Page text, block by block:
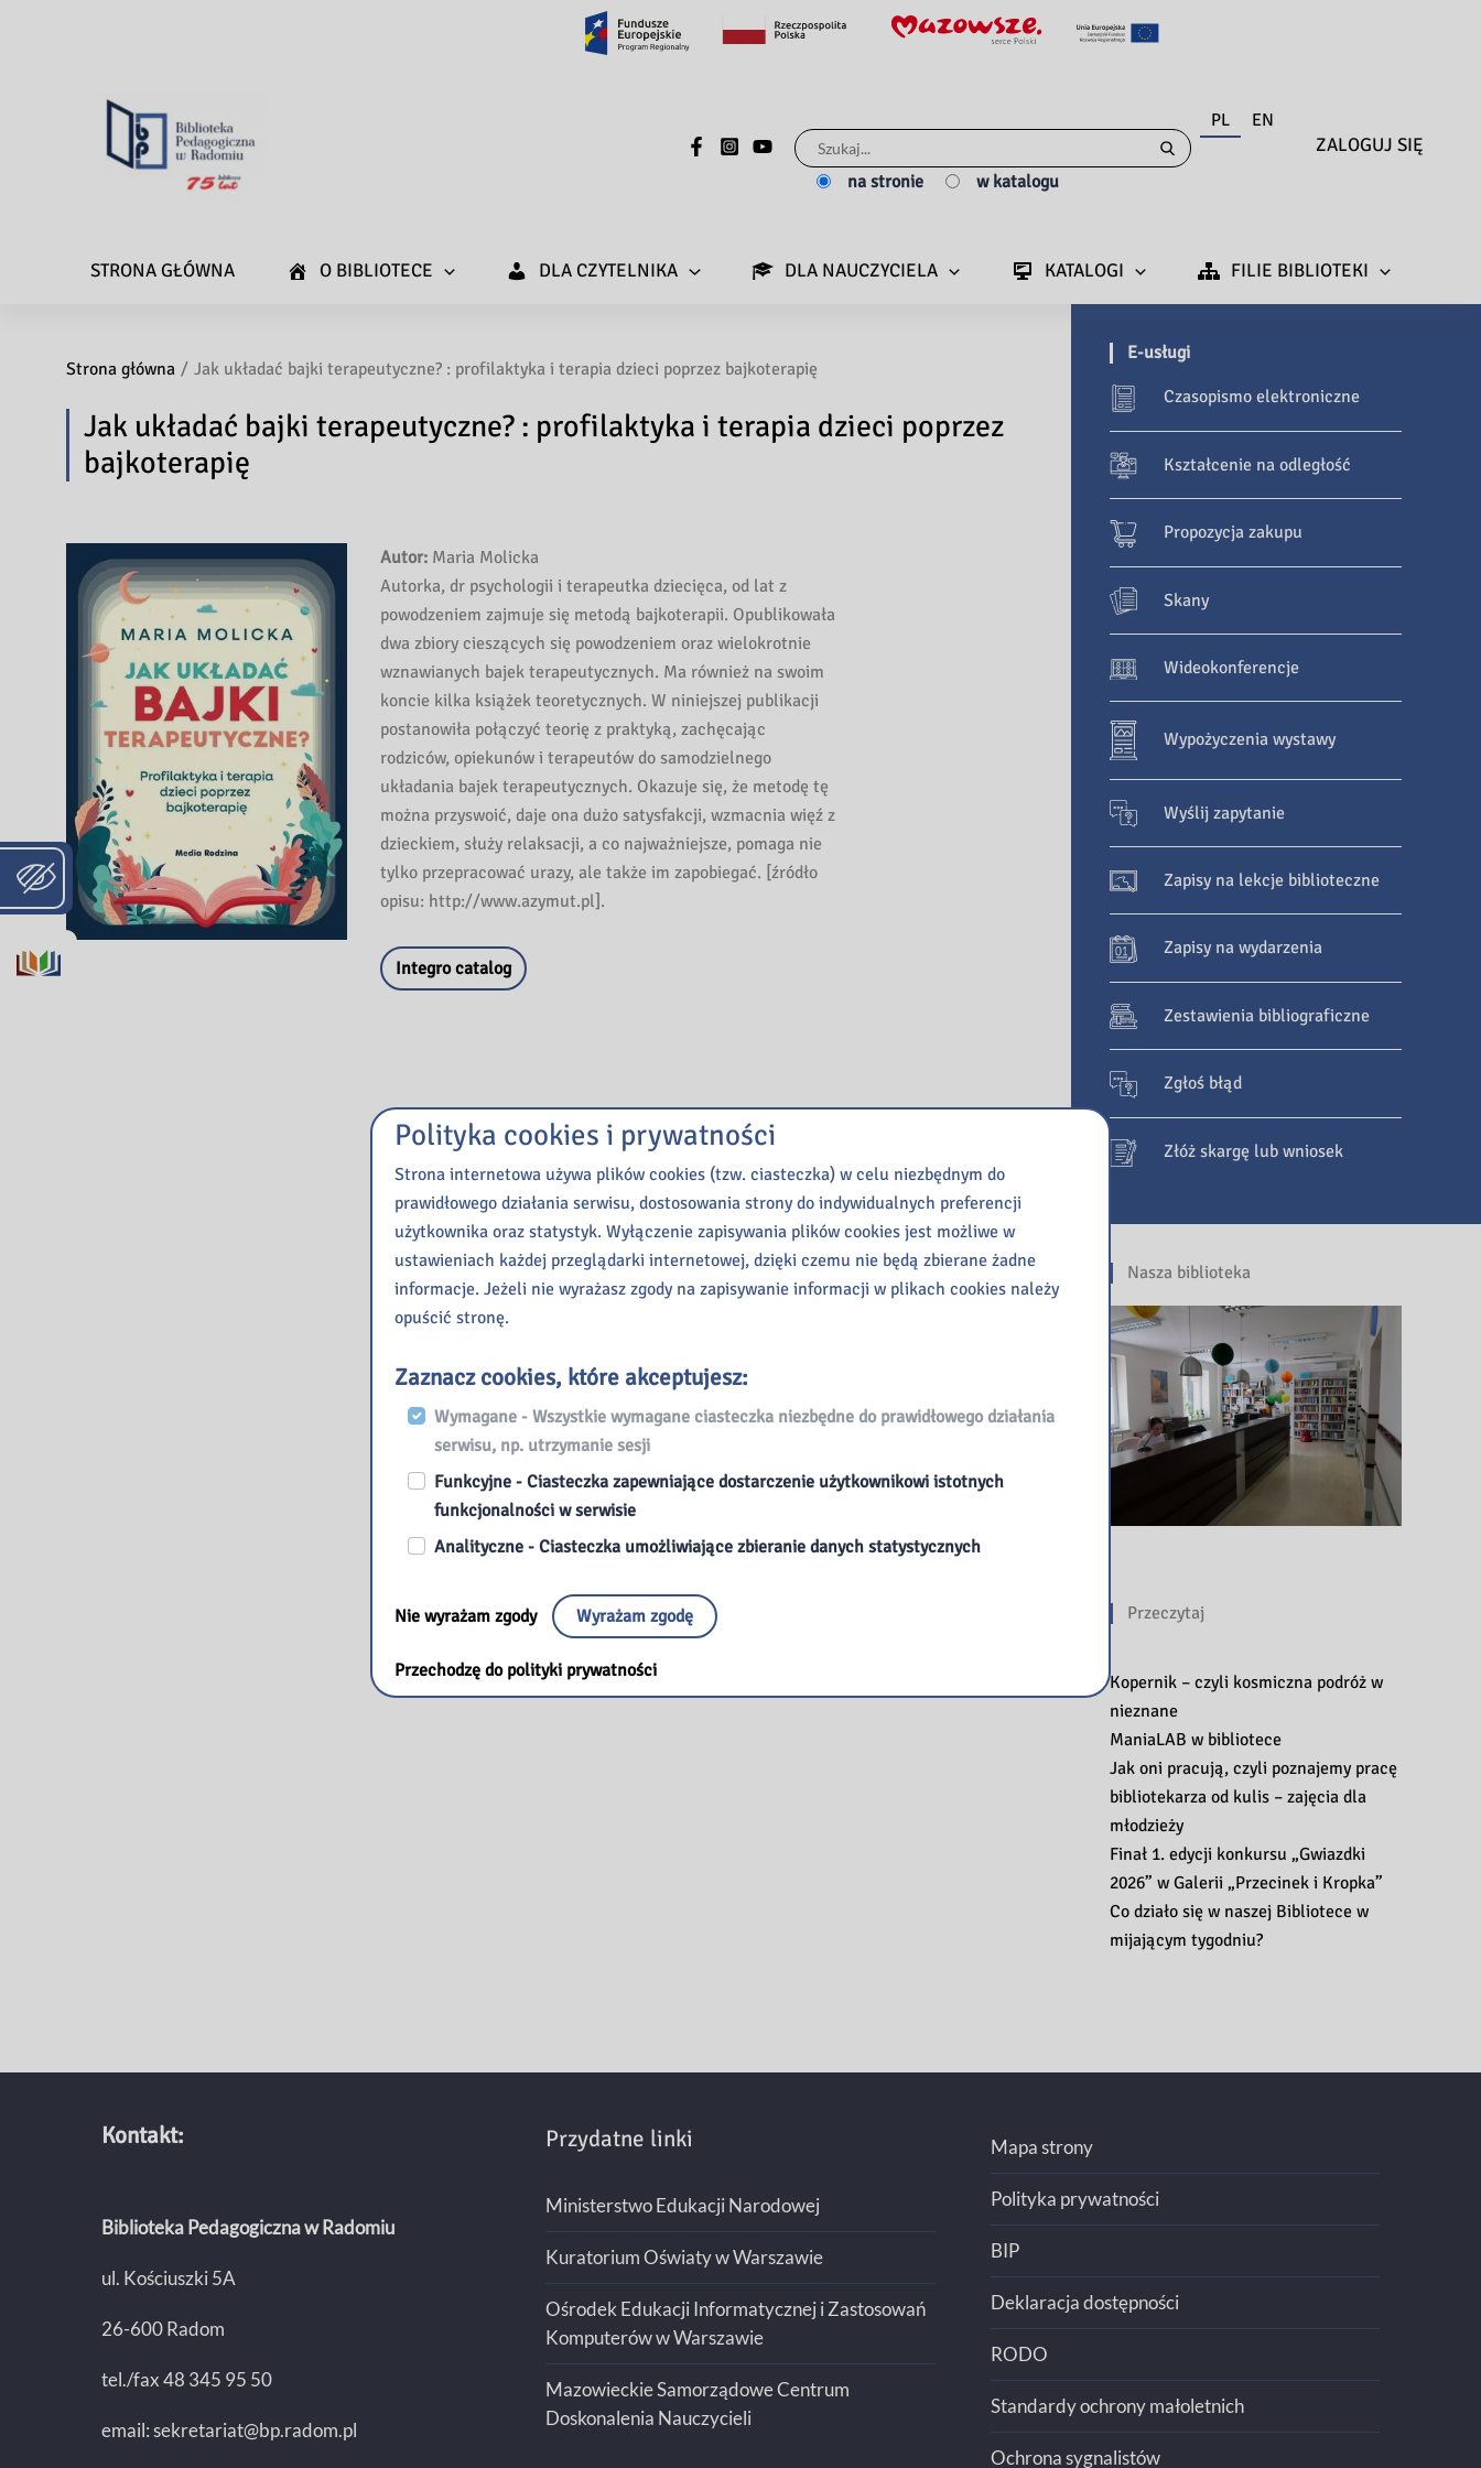
Szukaj
dla:
na stronie w katalogu
PL EN
ZALOGUJ SIĘ
STRONA GŁÓWNA O BIBLIOTECE DLA CZYTELNIKA DLA NAUCZYCIELA KATALOGI FILIE BIBLIOTEKI
Strona główna Jak układać bajki terapeutyczne? : profilaktyka i terapia dzieci poprzez bajkoterapię
Jak układać bajki terapeutyczne? : profilaktyka i terapia dzieci poprzez
bajkoterapię
Autor: Maria Molicka
Autorka, dr psychologii i terapeutka dziecięca, od lat z
powodzeniem zajmuje się metodą bajkoterapii. Opublikowała
dwa zbiory cieszących się powodzeniem oraz wielokrotnie
wznawianych bajek terapeutycznych. Ma również na swoim
koncie kilka książek teoretycznych. W niniejszej publikacji
postanowiła połączyć teorię z praktyką, zachęcając
rodziców, opiekunów i terapeutów do samodzielnego
układania bajek terapeutycznych. Okazuje się, że metodę tę
można przyswoić, daje ona dużo satysfakcji, wzmacnia więź z
dzieckiem, służy relaksacji, a co najważniejsze, pomaga nie
tylko przepracować urazy, ale także im zapobiegać. [źródło
opisu: http://www.azymut.pl].
Integro catalog
E-usługi
Czasopismo elektroniczne
Kształcenie na odległość
Propozycja zakupu
Skany
Wideokonferencje
Wypożyczenia wystawy
Wyślij zapytanie
Zapisy na lekcje biblioteczne
Zapisy na wydarzenia
Zestawienia bibliograficzne
Zgłoś błąd
Złóż skargę lub wniosek
Nasza biblioteka
Przeczytaj
Kopernik – czyli kosmiczna podróż w
nieznane
ManiaLAB w bibliotece
Jak oni pracują, czyli poznajemy pracę
bibliotekarza od kulis – zajęcia dla
młodzieży
Finał 1. edycji konkursu „Gwiazdki
2026” w Galerii „Przecinek i Kropka”
Co działo się w naszej Bibliotece w
mijającym tygodniu?
Kontakt:
Biblioteka Pedagogiczna w Radomiu
ul. Kościuszki 5A
26-600 Radom
tel./fax 48 345 95 50
email:sekretariat@bp.radom.pl
Przydatne linki
Ministerstwo Edukacji Narodowej
Kuratorium Oświaty w Warszawie
Ośrodek Edukacji Informatycznej i Zastosowań
Komputerów w Warszawie
Mazowieckie Samorządowe Centrum
Doskonalenia Nauczycieli
Mapa strony
Polityka prywatności
BIP
Deklaracja dostępności
RODO
Standardy ochrony małoletnich
Ochrona sygnalistów
Polityka cookies i prywatności
Strona internetowa używa plików cookies (tzw. ciasteczka) w celu niezbędnym do
prawidłowego działania serwisu, dostosowania strony do indywidualnych preferencji
użytkownika oraz statystyk. Wyłączenie zapisywania plików cookies jest możliwe w
ustawieniach każdej przeglądarki internetowej, dzięki czemu nie będą zbierane żadne
informacje. Jeżeli nie wyrażasz zgody na zapisywanie informacji w plikach cookies należy
opuścić stronę.
Zaznacz cookies, które akceptujesz:
Wymagane - Wszystkie wymagane ciasteczka niezbędne do prawidłowego działania
serwisu, np. utrzymanie sesji
Funkcyjne - Ciasteczka zapewniające dostarczenie użytkownikowi istotnych
funkcjonalności w serwisie
Analityczne - Ciasteczka umożliwiające zbieranie danych statystycznych
Nie wyrażam zgody Wyrażam zgodę
Przechodzę do polityki prywatności